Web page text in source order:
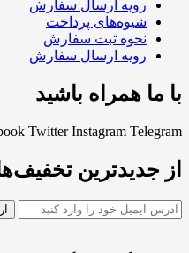
رویه ارسال سفارش
شیوه‌های پرداخت
نحوه ثبت سفارش
رویه ارسال سفارش
با ما همراه باشید
Twitter Instagram Telegram
از جدیدترین